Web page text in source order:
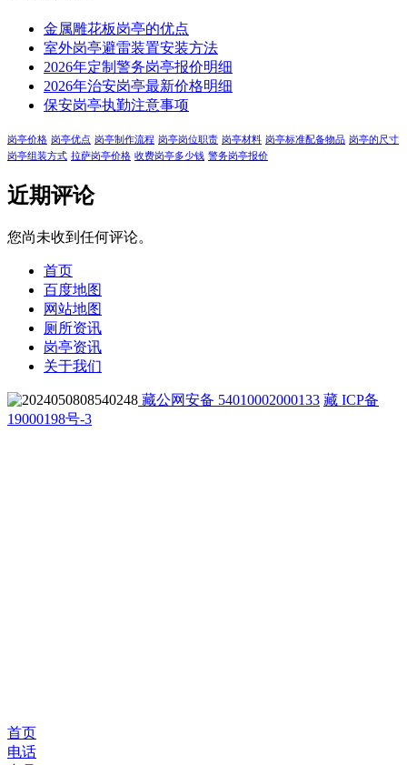
金属雕花板岗亭的优点
室外岗亭避雷装置安装方法
2026年定制警务岗亭报价明细
2026年治安岗亭最新价格明细
保安岗亭执勤注意事项
岗亭价格 岗亭优点 岗亭制作流程 岗亭岗位职责 岗亭材料 岗亭标准配备物品 岗亭的尺寸
岗亭组装方式 拉萨岗亭价格 收费岗亭多少钱 警务岗亭报价
近期评论
您尚未收到任何评论。
首页
百度地图
网站地图
厕所资讯
岗亭资讯
关于我们
藏公网安备 54010002000133 藏 ICP备
19000198号-3
首页
电话